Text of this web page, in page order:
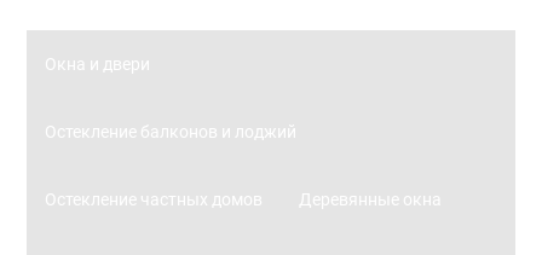
Окна и двери
Остекление балконов и лоджий
Остекление частных домов Деревянные окна